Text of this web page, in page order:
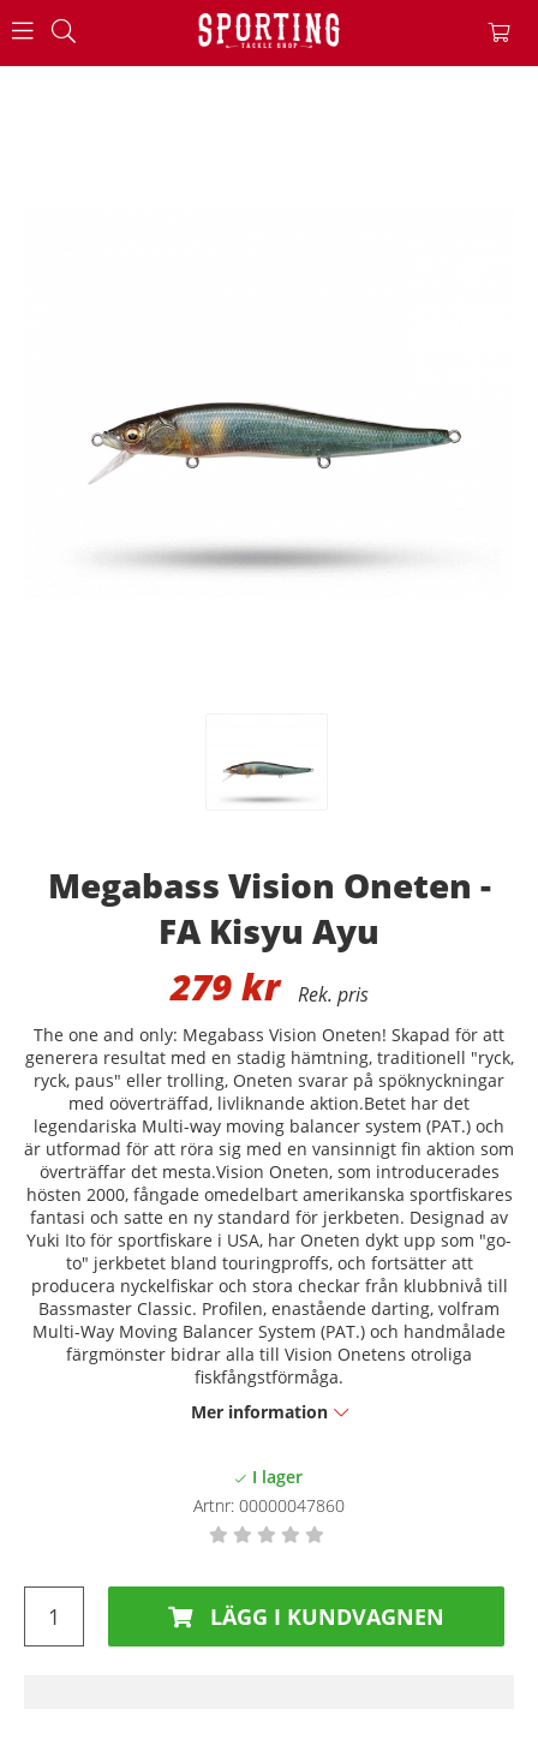
Megabass Vision Oneten -
FA Kisyu Ayu
279kr
The one and only: Megabass Vision Oneten! Skapad för att
generera resultat med en stadig hämtning, traditionell "ryck,
ryck, paus" eller trolling, Oneten svarar på spöknyckningar
med oöverträffad, livliknande aktion.Betet har det
legendariska Multi-way moving balancer system (PAT.) och
är utformad för att röra sig med en vansinnigt fin aktion som
överträffar det mesta.Vision Oneten, som introducerades
hösten 2000, fångade omedelbart amerikanska sportfiskares
fantasi och satte en ny standard för jerkbeten. Designad av
Yuki Ito för sportfiskare i USA, har Oneten dykt upp som "go-
to" jerkbetet bland touringproffs, och fortsätter att
producera nyckelfiskar och stora checkar från klubbnivå till
Bassmaster Classic. Profilen, enastående darting, volfram
Multi-Way Moving Balancer System (PAT.) och handmålade
färgmönster bidrar alla till Vision Onetens otroliga
fiskfångstförmåga.
Mer information
Artnr: 00000047860
LÄGG I KUNDVAGNEN